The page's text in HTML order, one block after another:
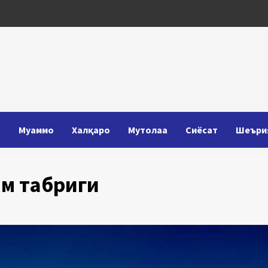
Муаммо Халқаро Мутолаа Сиёсат
табриги